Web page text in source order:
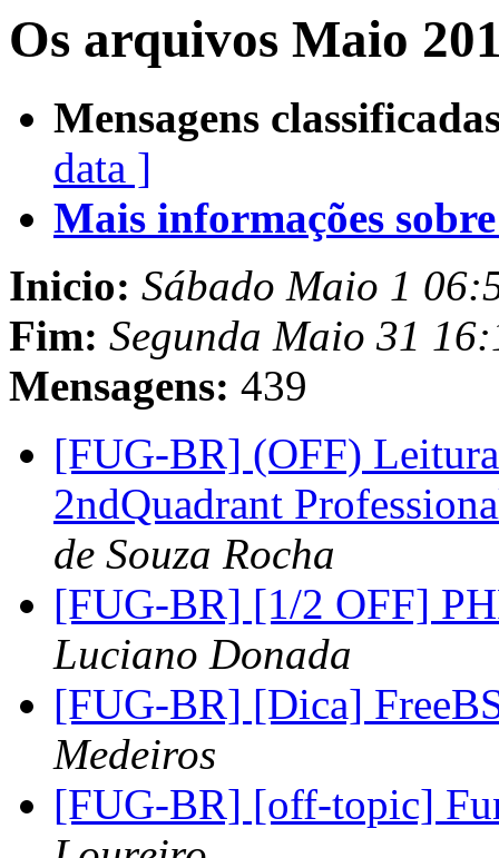
Os arquivos Maio
Mensagens
data ]
Mais informações
Inicio: Sábado Maio 1
Fim: Segunda Maio 31
Mensagens: 439
[FUG-BR] (OFF) Leitura
2ndQuadrant
de Souza Rocha
[FUG-BR] [1/2 OFF]
Luciano Donada
[FUG-BR] [Dica]
Medeiros
[FUG-BR] [off-topic]